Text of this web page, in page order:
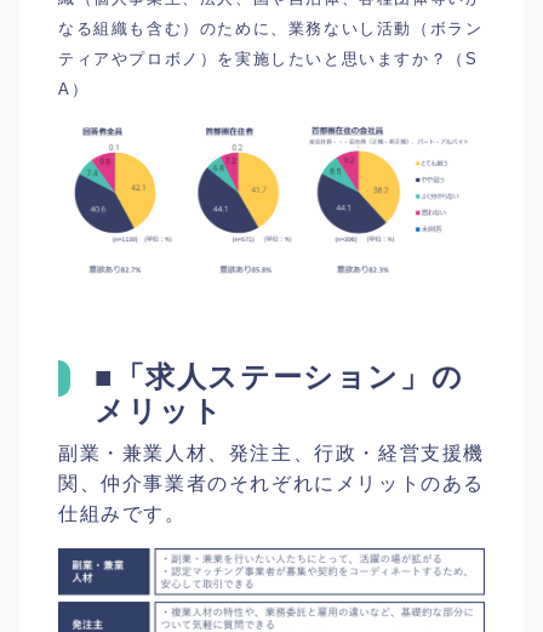
なる組織も含む）のために、業務ないし活動（ボラン
ティアやプロボノ）を実施したいと思いますか？（S
A）
■「求人ステーション」の
メリット
副業・兼業人材、発注主、行政・経営支援機
関、仲介事業者のそれぞれにメリットのある
仕組みです。